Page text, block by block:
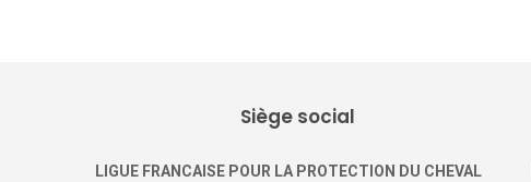
Siège social
LIGUE FRANCAISE POUR LA PROTECTION DU CHEVAL